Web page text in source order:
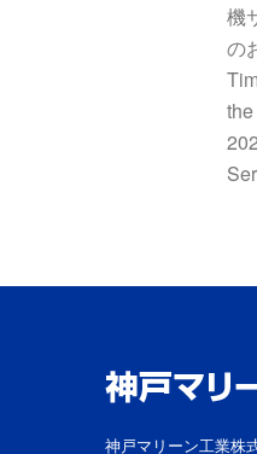
機
の
神戸マリーン工業株